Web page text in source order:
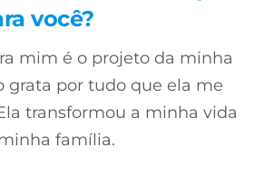
você?
mim é o projeto da minha
grata por tudo que ela me
transformou a minha vida
família.